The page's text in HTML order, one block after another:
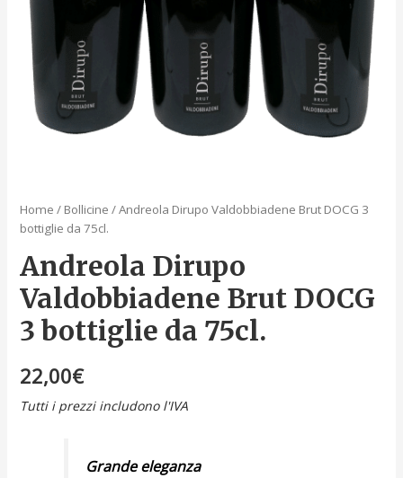
Home / Bollicine / Andreola Dirupo Valdobbiadene Brut DOCG 3
bottiglie da 75cl.
Andreola Dirupo
Valdobbiadene Brut DOCG
3 bottiglie da 75cl.
22,00€
Tutti i prezzi includono l'IVA
Grande eleganza